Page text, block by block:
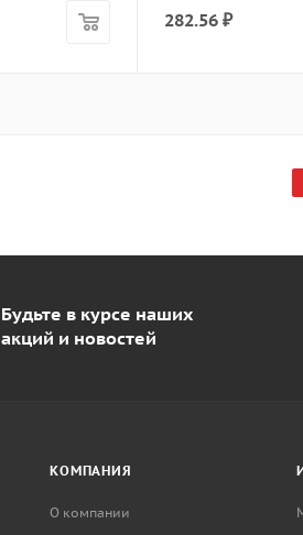
282.56 ₽
Будьте в курсе наших
акций и новостей
КОМПАНИЯ
О компании